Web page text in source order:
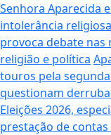
Senhora Aparecida
intolerância religiosa
provoca debate nas
religião e política
touros pela
questionam
Eleições 2026,
prestação de